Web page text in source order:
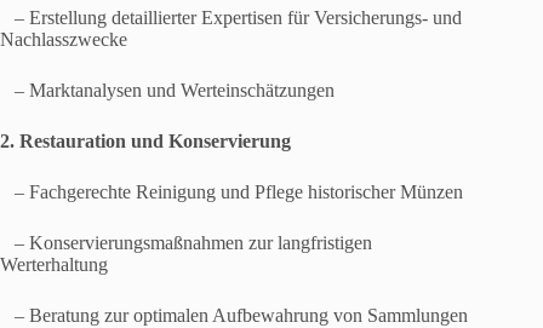
– Erstellung detaillierter Expertisen für Versicherungs- und
Nachlasszwecke
– Marktanalysen und Werteinschätzungen
2. Restauration und Konservierung
– Fachgerechte Reinigung und Pflege historischer Münzen
– Konservierungsmaßnahmen zur langfristigen
Werterhaltung
– Beratung zur optimalen Aufbewahrung von Sammlungen